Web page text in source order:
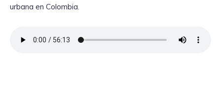
urbana en Colombia.